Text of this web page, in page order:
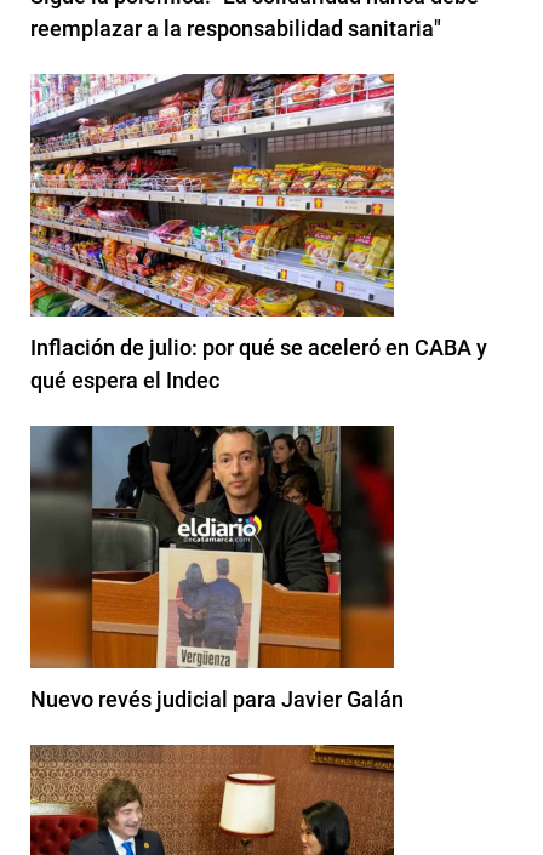
reemplazar a la responsabilidad sanitaria"
Inflación de julio: por qué se aceleró en CABA y
qué espera el Indec
Nuevo revés judicial para Javier Galán